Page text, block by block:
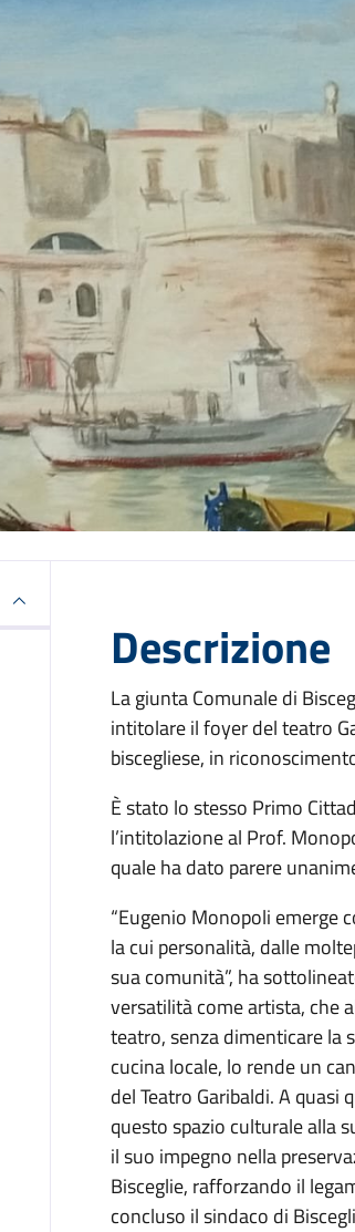
Descrizione
La giunta Comunale di
intitolare il foyer del teatro
biscegliese, in
È stato lo stesso Primo
l’intitolazione al Prof.
quale ha dato parere
“Eugenio Monopoli emerge
la cui personalità, dalle
sua comunità”, ha
versatilità come artista, che
teatro, senza dimenticare la
cucina locale, lo rende un
del Teatro Garibaldi. A
questo spazio culturale alla
il suo impegno nella
Bisceglie, rafforzando il
concluso il sindaco di